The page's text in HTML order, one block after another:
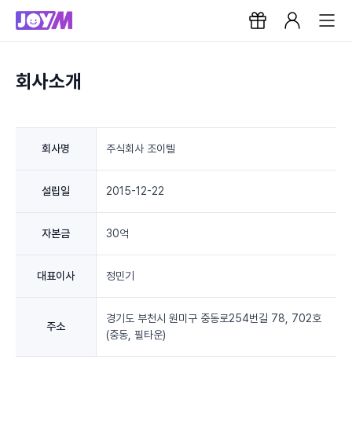
회사소개
회사명 주식회사 조이텔
설립일 2015-12-22
자본금 30억
대표이사 정민기
주소
경기도 부천시 원미구 중동로254번길 78, 702호
(중동, 필타운)